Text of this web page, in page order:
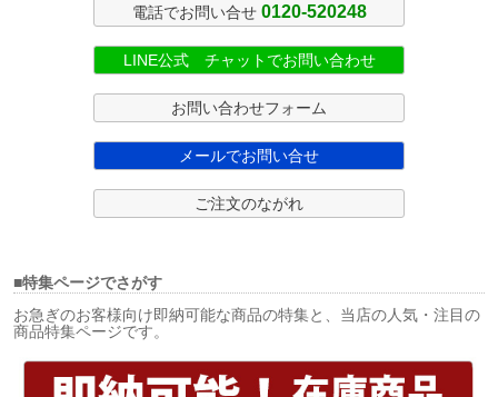
電話でお問い合せ 0120-520248
LINE公式 チャットでお問い合わせ
お問い合わせフォーム
メールでお問い合せ
ご注文のながれ
■特集ページでさがす
お急ぎのお客様向け即納可能な商品の特集と、当店の人気・注目の
商品特集ページです。